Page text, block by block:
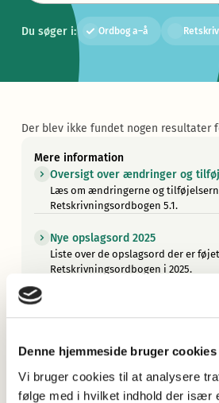
Denne hjemmeside bruger cookies
Vi bruger cookies til at analysere
følge med i hvilket indhold der især
Du søger i: Ordbog a–å
Der blev ikke fundet nogen resultater
Mere information
Oversigt over ændringer og
Læs om ændringerne og
Retskrivningsordbogen 5.1.
Nye opslagsord 2025
Liste over de opslagsord der er
Retskrivningsordbogen i 2025.
Hvilke ord er med i
Læs om de vigtigste principper for
Læs om de forskellige formater af
Retskrivningsordbogen.